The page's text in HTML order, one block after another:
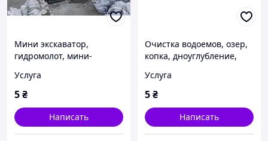
Мини экскаватор,
гидромолот, мини-
бульдозер
Услуга
5₴
Написать
Очистка водоемов, озер,
копка, дноуглубление,
Услуга
5₴
Написать